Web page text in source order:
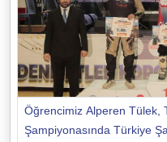
Öğrencimiz Alperen Tülek,
Şampiyonasında Türkiye